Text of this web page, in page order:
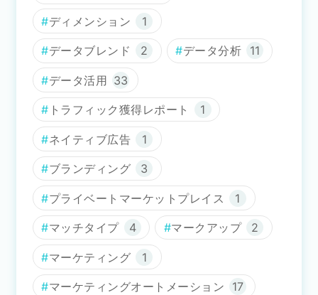
ディメンション 1
データブレンド 2 データ分析 11
データ活用 33
トラフィック獲得レポート 1
ネイティブ広告 1
ブランディング 3
プライベートマーケットプレイス 1
マッチタイプ 4 マークアップ 2
マーケティング 1
マーケティングオートメーション 17